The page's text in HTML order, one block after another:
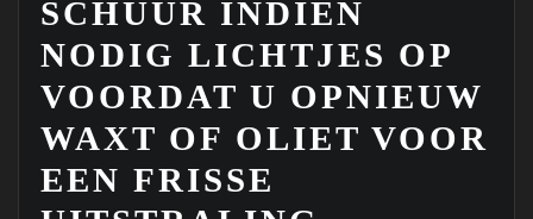
SCHUUR INDIEN
NODIG LICHTJES OP
VOORDAT U OPNIEUW
WAXT OF OLIET VOOR
EEN FRISSE